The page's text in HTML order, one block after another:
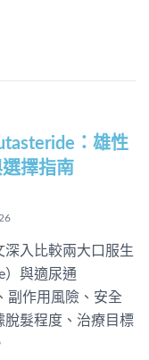
：雄性
擇指南
入比較兩大口服生
）與適尿通
副作用風險、安全
脫髮程度、治療目標